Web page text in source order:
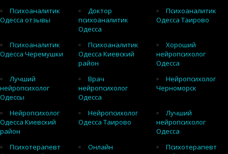
Психоаналитик
Одесса отзывы
Доктор
психоаналитик
Одесса
Психоаналитик
Одесса Таирово
Психоаналитик
Одесса Черемушки
Психоаналитик
Одесса Киевский
район
Хороший
нейропсихолог
Одесса
Лучший
нейропсихолог
Одессы
Врач
нейропсихолог
Одесса
Нейропсихолог
Черноморск
Нейропсихолог
Одесса Киевский
район
Нейропсихолог
Одесса Таирово
Лучший
нейропсихолог
Одесса
Психотерапевт
Онлайн
Психотерапевт